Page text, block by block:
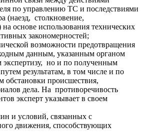
по управлению ТС и последствиями
(наезд, столкновение,
основе использования технических
закономерностей;
возможности предотвращения
данным, указанным органом
но и по полученным
результатам, в том числе и по
обстановки происшествия,
дела. На противоречивость
эксперт указывает в своем
и условий, связанных с
движения, способствующих